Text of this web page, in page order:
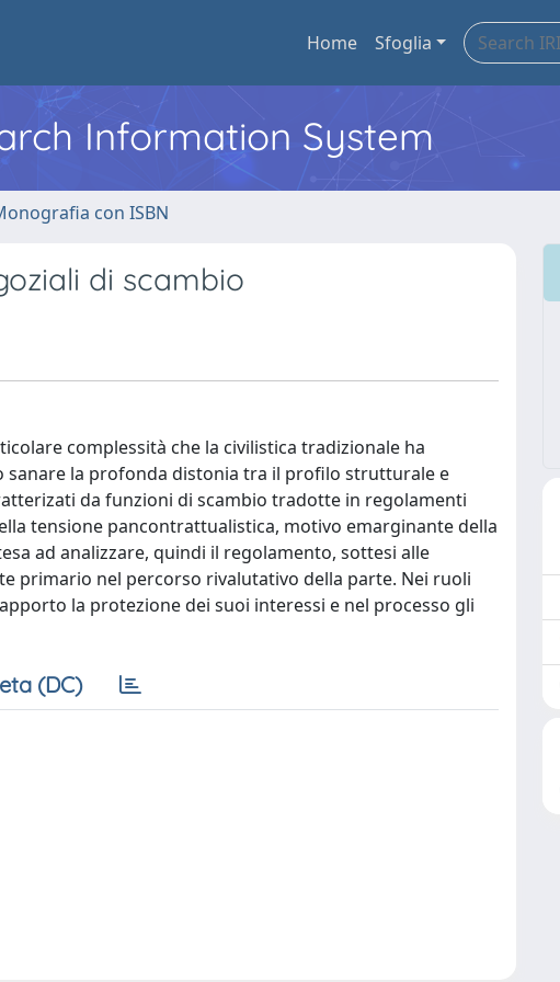
Home Sfoglia
Information System
con ISBN
di scambio
complessità che la civilistica tradizionale ha
la profonda distonia tra il profilo strutturale e
da funzioni di scambio tradotte in regolamenti
tensione pancontrattualistica, motivo emarginante della
ad analizzare, quindi il regolamento, sottesi alle
primario nel percorso rivalutativo della parte. Nei ruoli
la protezione dei suoi interessi e nel processo gli
(DC)